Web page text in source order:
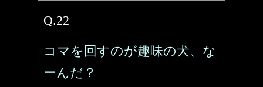
Q.22
コマを回すのが趣味の犬、な
ーんだ？